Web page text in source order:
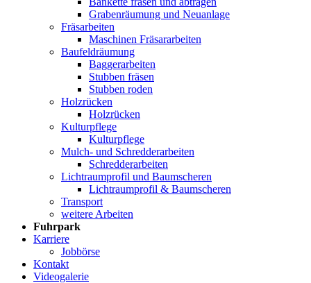
Grabenräumung und Neuanlage
Fräsarbeiten
Maschinen Fräsararbeiten
Baufeldräumung
Baggerarbeiten
Stubben fräsen
Stubben roden
Holzrücken
Holzrücken
Kulturpflege
Kulturpflege
Mulch- und Schredderarbeiten
Schredderarbeiten
Lichtraumprofil und Baumscheren
Lichtraumprofil & Baumscheren
Transport
weitere Arbeiten
Fuhrpark
Karriere
Jobbörse
Kontakt
Videogalerie